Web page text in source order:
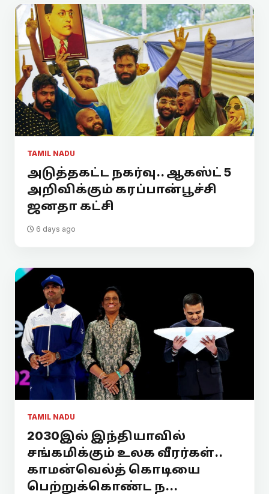
TAMIL NADU
அடுத்தகட்ட நகர்வு.. ஆகஸ்ட் 5
அறிவிக்கும் கரப்பான்பூச்சி
ஜனதா கட்சி
6 days ago
TAMIL NADU
2030இல் இந்தியாவில்
சங்கமிக்கும் உலக வீரர்கள்..
காமன்வெல்த் கொடியை
பெற்றுக்கொண்ட ந...